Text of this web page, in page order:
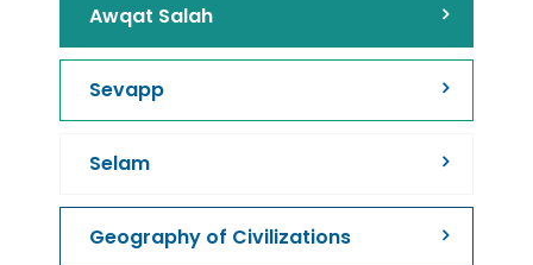
Awqat Salah
Sevapp
Selam
Geography of Civilizations